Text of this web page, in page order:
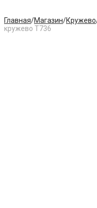
Главная/Магазин/Кружево
кружево T736